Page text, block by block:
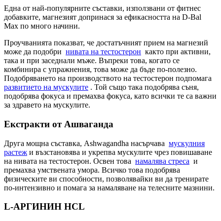
Една от най-популярните съставки, използвани от фитнес
добавките, магнезият допринася за ефикасността на D-Bal
Max по много начини.
Проучванията показват, че достатъчният прием на магнезий
може да подобри нивата на тестостерон както при активни,
така и при заседнали мъже. Въпреки това, когато се
комбинира с упражнения, това може да бъде по-полезно.
Подобряването на производството на тестостерон подпомага
развитието на мускулите . Той също така подобрява съня,
подобрява фокуса и премахва фокуса, като всички те са важни
за здравето на мускулите.
Екстракти от Ашваганда
Друга мощна съставка, Ashwagandha насърчава мускулния
растеж и възстановява и укрепва мускулите чрез повишаване
на нивата на тестостерон. Освен това намалява стреса и
премахва умствената умора. Всичко това подобрява
физическите ви способности, позволявайки ви да тренирате
по-интензивно и помага за намаляване на телесните мазнини.
L-АРГИНИН HCL